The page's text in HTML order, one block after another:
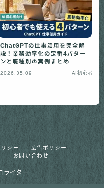
ChatGPTの仕事活用を完全解
説！業務効率化の定番4パター
ンと職種別の実例まとめ
2026.05.09 AI初心者
シー
広告ポリシー
お問い合わせ
ライター